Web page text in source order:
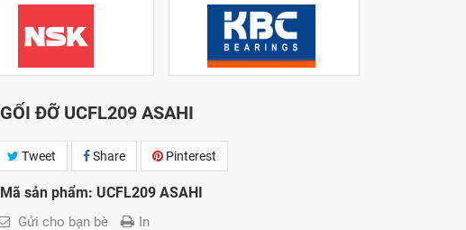
GỐI ĐỠ UCFL209 ASAHI
Tweet Share Pinterest
Mã sản phẩm: UCFL209 ASAHI
Gửi cho bạn bè In